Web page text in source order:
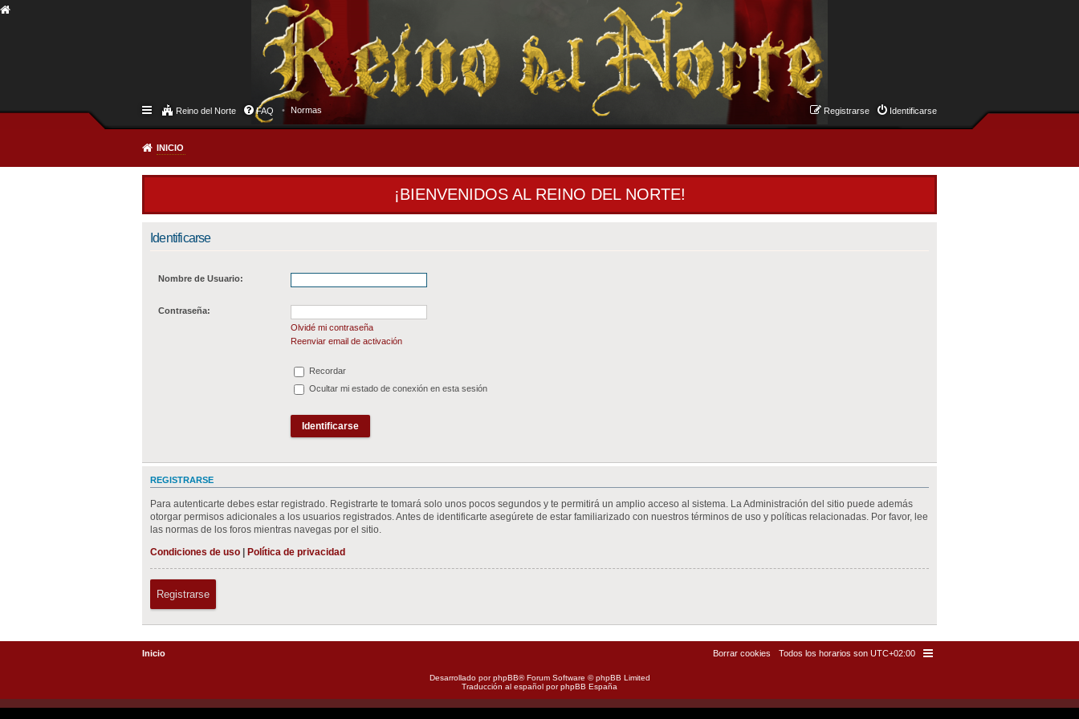
Reino del Norte FAQ Normas Identificarse
Registrarse
INICIO
¡BIENVENIDOS AL REINO DEL NORTE!
Identificarse
Nombre de Usuario:
Contraseña:
Olvidé mi contraseña
Reenviar email de activación
Recordar
Ocultar mi estado de conexión en esta sesión
REGISTRARSE
Para autenticarte debes estar registrado. Registrarte te tomará solo unos pocos segundos y te permitirá un amplio acceso al sistema. La Administración del sitio puede además
otorgar permisos adicionales a los usuarios registrados. Antes de identificarte asegúrete de estar familiarizado con nuestros términos de uso y políticas relacionadas. Por favor, lee
las normas de los foros mientras navegas por el sitio.
Condiciones de uso
Política de privacidad
Registrarse
Inicio Todos los horarios son UTC+02:00
Borrar cookies
Desarrollado porphpBB® Forum Software © phpBB Limited
Traducción al español porphpBB España